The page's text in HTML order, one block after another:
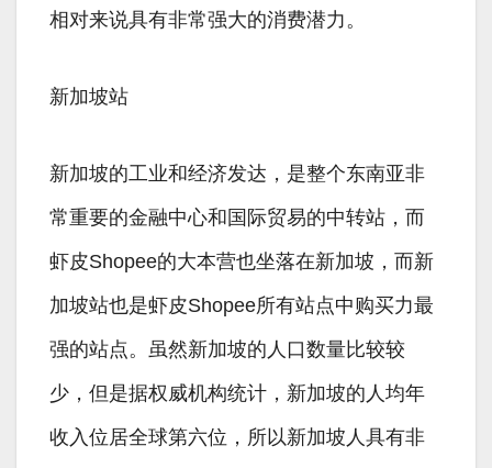
相对来说具有非常强大的消费潜力。
新加坡站
新加坡的工业和经济发达，是整个东南亚非
常重要的金融中心和国际贸易的中转站，而
虾皮Shopee的大本营也坐落在新加坡，而新
加坡站也是虾皮Shopee所有站点中购买力最
强的站点。虽然新加坡的人口数量比较较
少，但是据权威机构统计，新加坡的人均年
收入位居全球第六位，所以新加坡人具有非